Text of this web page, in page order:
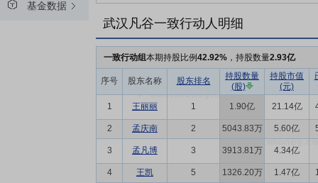
基金数据
武汉凡谷一致行动人明细
一致行动组本期持股比例42.92% ，持股数量2.93亿
序号 股东名称 股东排名
持股数量
(股)
持股市值
(元)
1 王丽丽 1 1.90亿 21.14亿
2 孟庆南 2 5043.83万 5.60亿
3 孟凡博 3 3913.81万 4.34亿
4 王凯 5 1326.20万 1.47亿